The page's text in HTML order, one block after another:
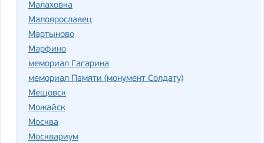
Малаховка
Малоярославец
Мартыново
Марфино
мемориал Гагарина
мемориал Памяти (монумент Солдату)
Мещовск
Можайск
Москва
Москвариум